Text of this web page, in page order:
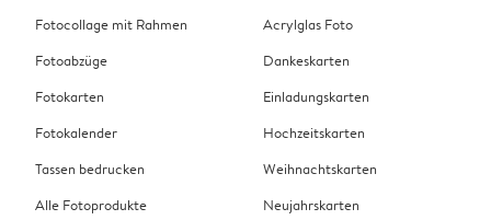
Fotocollage mit Rahmen
Fotoabzüge
Fotokarten
Fotokalender
Tassen bedrucken
Alle Fotoprodukte
Acrylglas Foto
Dankeskarten
Einladungskarten
Hochzeitskarten
Weihnachtskarten
Neujahrskarten